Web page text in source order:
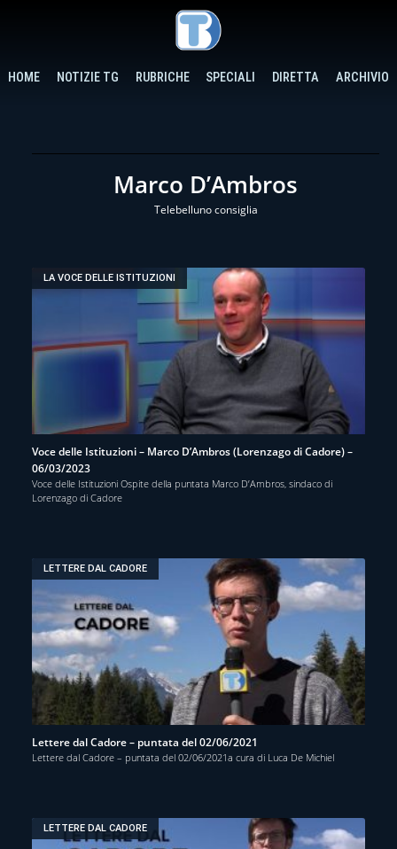
HOME NOTIZIE TG RUBRICHE SPECIALI DIRETTA ARCHIVIO
Marco D’Ambros
Telebelluno consiglia
LA VOCE DELLE ISTITUZIONI
Voce delle Istituzioni – Marco D’Ambros (Lorenzago di Cadore) –
06/03/2023
Voce delle Istituzioni Ospite della puntata Marco D’Ambros, sindaco di
Lorenzago di Cadore
LETTERE DAL CADORE
Lettere dal Cadore – puntata del 02/06/2021
Lettere dal Cadore – puntata del 02/06/2021a cura di Luca De Michiel
LETTERE DAL CADORE